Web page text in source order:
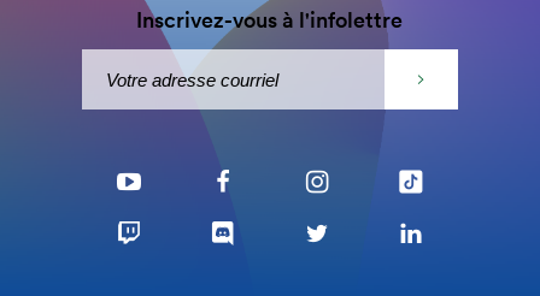
Inscrivez-vous à l'infolettre